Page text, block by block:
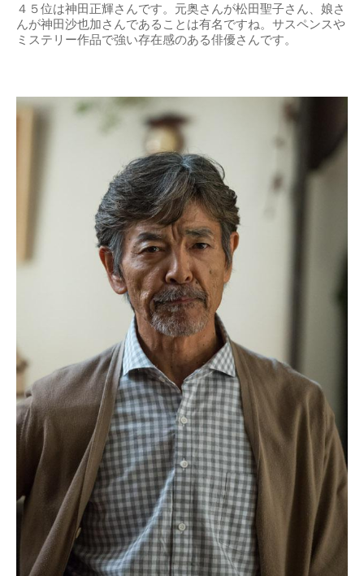
４５位は神田正輝さんです。元奥さんが松田聖子さん、娘さ
んが神田沙也加さんであることは有名ですね。サスペンスや
ミステリー作品で強い存在感のある俳優さんです。